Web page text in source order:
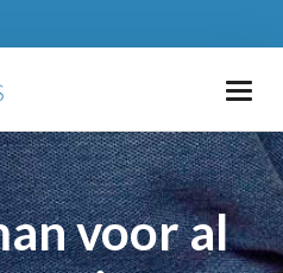
voor al